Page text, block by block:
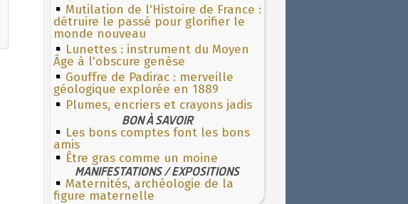
Mutilation de l'Histoire de France :
détruire le passé pour glorifier le
monde nouveau
Lunettes : instrument du Moyen
Âge à l'obscure genèse
Gouffre de Padirac : merveille
géologique explorée en 1889
Plumes, encriers et crayons jadis
BON À SAVOIR
Les bons comptes font les bons
amis
Être gras comme un moine
MANIFESTATIONS / EXPOSITIONS
Maternités, archéologie de la
figure maternelle